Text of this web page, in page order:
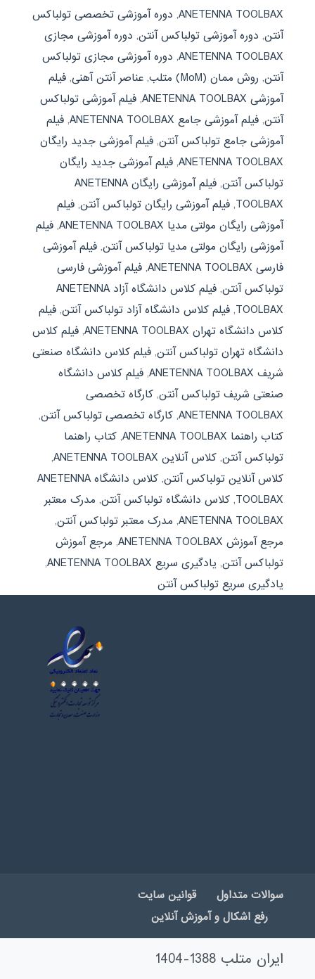
ANETENNA TOOLBAX
, دوره آموزشی تخصصی تولباکس
آنتن, دوره آموزشی تولباکس آنتن, دوره آموزشی مجازی
ANETENNA TOOLBAX
, دوره آموزشی مجازی تولباکس
آنتن, روش ممان (MoM) متلب , عناصر آنتن آهنی, فیلم
آموزشی ANETENNA TOOLBAX
, فیلم آموزشی تولباکس
آنتن, فیلم آموزشی جامع ANETENNA TOOLBAX , فیلم
آموزشی جامع تولباکس آنتن, فیلم آموزشی جدید رایگان
ANETENNA TOOLBAX
, فیلم آموزشی جدید رایگان
تولباکس آنتن,
فیلم آموزشی رایگان ANETENNA
TOOLBAX
, فیلم آموزشی رایگان تولباکس آنتن, فیلم
آموزشی رایگان مولتی مدیا ANETENNA TOOLBAX
, فیلم
آموزشی رایگان مولتی مدیا تولباکس آنتن, فیلم آموزشی
فارسی ANETENNA TOOLBAX
, فیلم آموزشی فارسی
تولباکس آنتن,
فیلم کلاس دانشگاه آزاد ANETENNA
TOOLBAX
, فیلم کلاس دانشگاه آزاد تولباکس آنتن, فیلم
کلاس دانشگاه تهران ANETENNA TOOLBAX
, فیلم کلاس
دانشگاه تهران تولباکس آنتن, فیلم کلاس دانشگاه صنعتی
شریف ANETENNA TOOLBAX
, فیلم کلاس دانشگاه
صنعتی شریف تولباکس آنتن, کارگاه تخصصی
ANETENNA TOOLBAX
, کارگاه تخصصی تولباکس آنتن,
کتاب راهنما ANETENNA TOOLBAX
, کتاب راهنما
تولباکس آنتن, کلاس آنلاین ANETENNA TOOLBAX
,
کلاس آنلاین تولباکس آنتن,
کلاس دانشگاه ANETENNA
TOOLBAX
, کلاس دانشگاه تولباکس آنتن, مدرک معتبر
ANETENNA TOOLBAX
, مدرک معتبر تولباکس آنتن,
مرجع آموزش ANETENNA TOOLBAX
, مرجع آموزش
تولباکس آنتن, یادگیری سریع ANETENNA TOOLBAX
,
یادگیری سریع تولباکس آنتن
سوالات متداول
قوانین سایت
رفع اشکال و آموزش آنلاین
ایران متلب 1388-1404